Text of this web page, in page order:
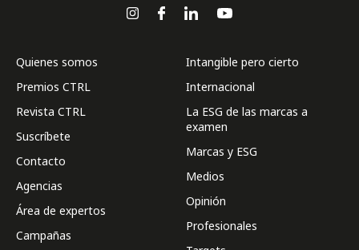
Quienes somos
Premios CTRL
Revista CTRL
Suscríbete
Contacto
Agencias
Área de expertos
Campañas
Intangible pero cierto
Internacional
La ESG de las marcas a
examen
Marcas y ESG
Medios
Opinión
Profesionales